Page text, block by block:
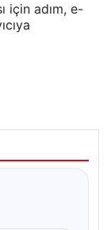
için adım, e-